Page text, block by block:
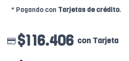
* Pagando con Tarjetas de crédito.
$116.406 con Tarjeta